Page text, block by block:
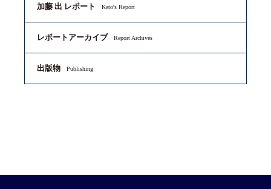
加藤 出 レポート Kato's Report
レポートアーカイブ Report Archives
出版物 Publishing